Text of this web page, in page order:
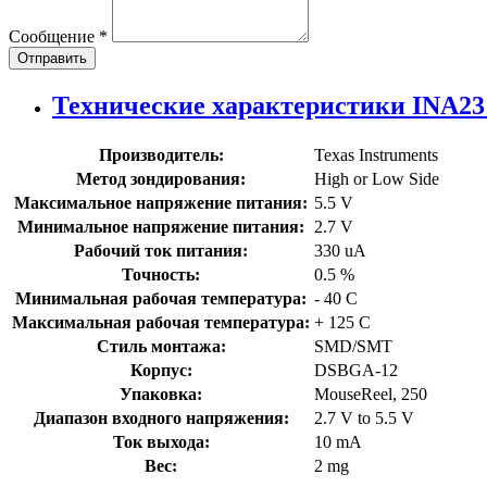
Сообщение *
Отправить
Технические характеристики
Производитель:
Texas Instruments
Метод зондирования:
High or Low Side
Максимальное напряжение питания: 5.5 V
Минимальное напряжение питания:
2.7 V
Рабочий ток питания:
330 uA
Точность:
0.5 %
Минимальная рабочая температура: - 40 C
Максимальная рабочая температура: + 125 C
Стиль монтажа:
SMD/SMT
Корпус:
DSBGA-12
Упаковка:
MouseReel, 250
Диапазон входного напряжения:
2.7 V to 5.5 V
Ток выхода:
10 mA
Вес:
2 mg